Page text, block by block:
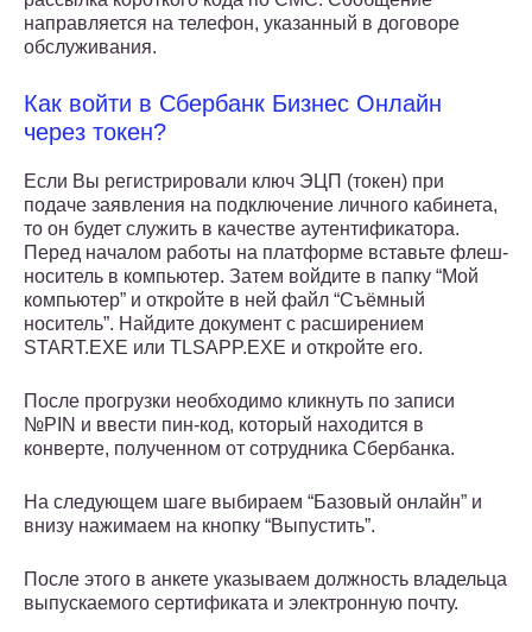
направляется на телефон, указанный в договоре
обслуживания.
Как войти в Сбербанк Бизнес Онлайн
через токен?
Если Вы регистрировали ключ ЭЦП (токен) при
подаче заявления на подключение личного кабинета,
то он будет служить в качестве аутентификатора.
Перед началом работы на платформе вставьте флеш-
носитель в компьютер. Затем войдите в папку “Мой
компьютер” и откройте в ней файл “Съёмный
носитель”. Найдите документ с расширением
START.EXE или TLSAPP.EXE и откройте его.
После прогрузки необходимо кликнуть по записи
№PIN и ввести пин-код, который находится в
конверте, полученном от сотрудника Сбербанка.
На следующем шаге выбираем “Базовый онлайн” и
внизу нажимаем на кнопку “Выпустить”.
После этого в анкете указываем должность владельца
выпускаемого сертификата и электронную почту.